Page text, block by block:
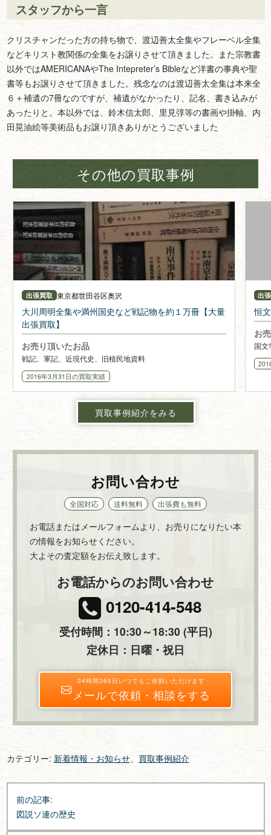
スタッフから一言
クリスチャンだった方の持ち物で、渡辺善太全集やフレーベル全集
などキリスト教関係の全集をお譲りさせて頂きました。また宗教書
以外ではAMERICANAやThe Intepreter’s Bibleなど洋書の事典や聖
書等もお譲りさせて頂きました。残念なのは渡辺善太全集は本来全
６＋補遺の7冊なのですが、補遺がなかったり、記名、書き込みが
あったりと。本以外では、鈴木信太郎、里見弴等の書画や掛軸、内
田晃油絵等美術品もお譲り頂きありがとうございました
その他の買取事例
出張買取 東京都世田谷区奥沢
大川周明全集や満州国史など戦記物を約１万冊【大量
出張買取】
お売り頂いたお品
戦記、軍記、近現代史、旧植民地資料
2016年3月31日の買取実績
出
恒
お
国文
買取事例紹介をみる
お問い合わせ
全国対応 送料無料 出張費も無料
お電話またはメールフォームより、お売りになりたい本
の情報をお知らせください。
大よその査定額をお伝え致します。
お電話からのお問い合わせ
0120-414-548
受付時間：10:30～18:30 (平日)
定休日：日曜・祝日
24時間365日いつでもご依頼いただけます
メールで依頼・相談をする
カテゴリー: 新着情報・お知らせ、 買取事例紹介
投
稿
ナ
前の記事:
図説ソ連の歴史